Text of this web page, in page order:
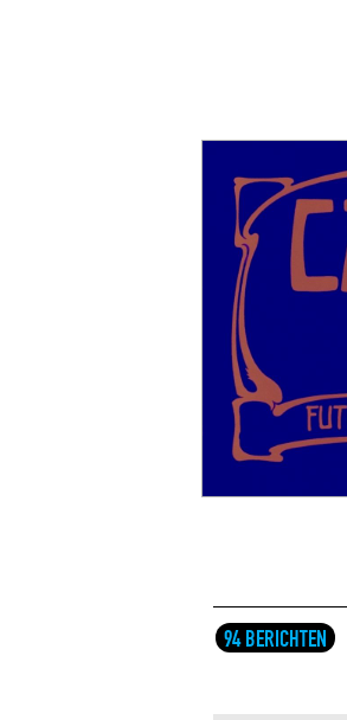
94 BERICHTEN